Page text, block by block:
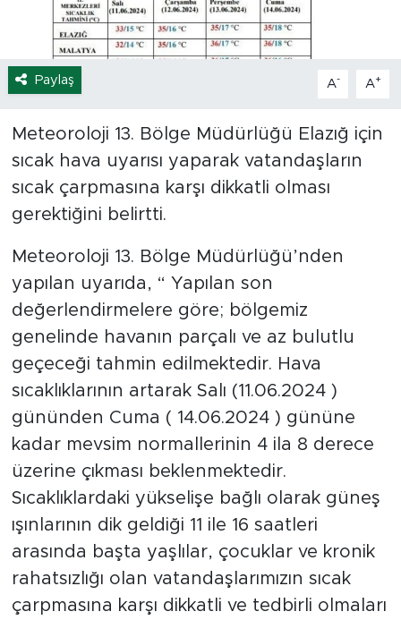
Paylaş A- A+
Meteoroloji 13. Bölge Müdürlüğü Elazığ için
sıcak hava uyarısı yaparak vatandaşların
sıcak çarpmasına karşı dikkatli olması
gerektiğini belirtti.
Meteoroloji 13. Bölge Müdürlüğü’nden
yapılan uyarıda, “ Yapılan son
değerlendirmelere göre; bölgemiz
genelinde havanın parçalı ve az bulutlu
geçeceği tahmin edilmektedir. Hava
sıcaklıklarının artarak Salı (11.06.2024 )
gününden Cuma ( 14.06.2024 ) gününe
kadar mevsim normallerinin 4 ila 8 derece
üzerine çıkması beklenmektedir.
Sıcaklıklardaki yükselişe bağlı olarak güneş
ışınlarının dik geldiği 11 ile 16 saatleri
arasında başta yaşlılar, çocuklar ve kronik
rahatsızlığı olan vatandaşlarımızın sıcak
çarpmasına karşı dikkatli ve tedbirli olmaları
Eğitim
Ekonomi
Tavz Der
Bingöl Kaza Haberleri